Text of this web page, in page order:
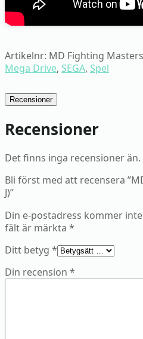
Artikelnr: MD Fighting Masters
Mega Drive, SEGA, Spel
Recensioner
Recensioner
Det finns inga recensioner än.
Bli först med att recensera
J)”
Din e-postadress kommer
fält är märkta *
Ditt betyg *
Din recension *